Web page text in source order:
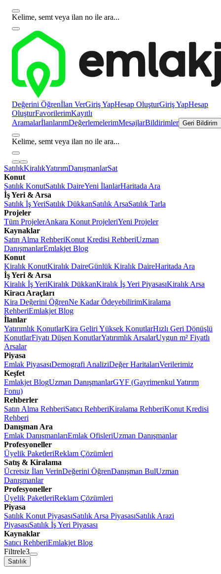
Kelime, semt veya ilan no ile ara...
Değerini Öğrenİlan VerGiriş YapHesap OluşturGiriş YapHesap
OluşturFavorilerimKayıtlı
AramalarİlanlarımDeğerlemelerimMesajlarBildirimler Geri Bildirim
Kelime, semt veya ilan no ile ara...
SatılıkKiralıkYatırımDanışmanlarSat
Konut
Satılık KonutSatılık DaireYeni İlanlarHaritada Ara
İş Yeri & Arsa
Satılık İş YeriSatılık DükkanSatılık ArsaSatılık Tarla
Projeler
Tüm ProjelerAnkara Konut ProjeleriYeni Projeler
Kaynaklar
Satın Alma RehberiKonut Kredisi RehberiUzman
DanışmanlarEmlakjet Blog
Konut
Kiralık KonutKiralık DaireGünlük Kiralık DaireHaritada Ara
İş Yeri & Arsa
Kiralık İş YeriKiralık DükkanKiralık İş Yeri PiyasasıKiralık Arsa
Kiracı Araçları
Kira Değerini ÖğrenNe Kadar ÖdeyebilirimKiralama
RehberiEmlakjet Blog
İlanlar
Yatırımlık KonutlarKira Geliri Yüksek KonutlarHızlı Geri Dönüşlü
KonutlarFiyatı Düşen KonutlarYatırımlık ArsalarUygun m² Fiyatlı
Arsalar
Piyasa
Emlak PiyasasıDemografi AnaliziDeğer HaritalarıVerilerimiz
Keşfet
Emlakjet BlogUzman DanışmanlarGYF (Gayrimenkul Yatırım
Fonu)
Rehberler
Satın Alma RehberiSatıcı RehberiKiralama RehberiKonut Kredisi
Rehberi
Danışman Ara
Emlak DanışmanlarıEmlak OfisleriUzman Danışmanlar
Profesyoneller
Üyelik PaketleriReklam Çözümleri
Satış & Kiralama
Ücretsiz İlan VerinDeğerini ÖğrenDanışman BulUzman
Danışmanlar
Profesyoneller
Üyelik PaketleriReklam Çözümleri
Piyasa
Satılık Konut PiyasasıSatılık Arsa PiyasasıSatılık Arazi
PiyasasıSatılık İş Yeri Piyasası
Kaynaklar
Satıcı RehberiEmlakjet Blog
Filtrele3
Satılık